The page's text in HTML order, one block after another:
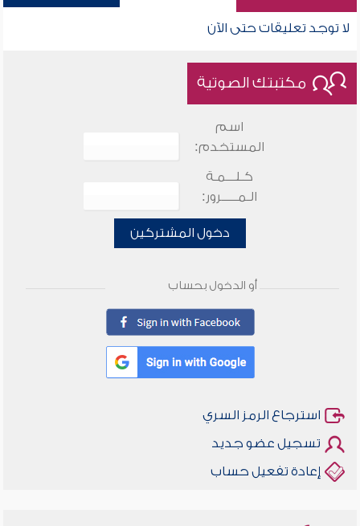
لا توجد تعليقات حتى الآن
مكتبتك الصوتية
اسم
المستخدم:
كـلـــمـة
الـمـــــرور:
دخول المشتركين
أو الدخول بحساب
استرجاع الرمز السري
تسجيل عضو جديد
إعادة تفعيل حساب